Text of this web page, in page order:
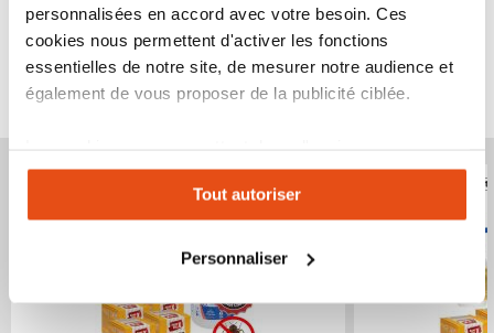
personnalisées en accord avec votre besoin. Ces
cookies nous permettent d'activer les fonctions
essentielles de notre site, de mesurer notre audience et
également de vous proposer de la publicité ciblée.
expérience personnalisée sur notre site. Vous pouvez
changer votre choix à n'importe quel moment. Refuser
tous les cookies peut limiter certaines fonctionnalités.
Tout autoriser
Personnaliser
VOUS POURRIEZ ÉGALEMENT ÊTRE INTÉRESSÉ
PAR...